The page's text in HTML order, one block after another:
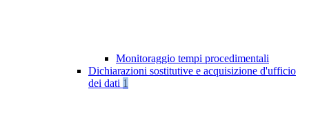
Monitoraggio tempi procedimentali
Dichiarazioni sostitutive e acquisizione d'ufficio
dei dati 1